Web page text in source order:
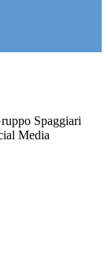
Spaggiari
Media